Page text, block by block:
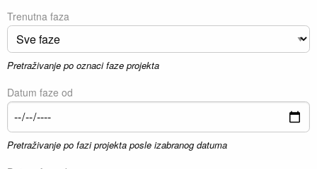
Trenutna faza
Pretraživanje po oznaci faze projekta
Datum faze od
Pretraživanje po fazi projekta posle izabranog datuma